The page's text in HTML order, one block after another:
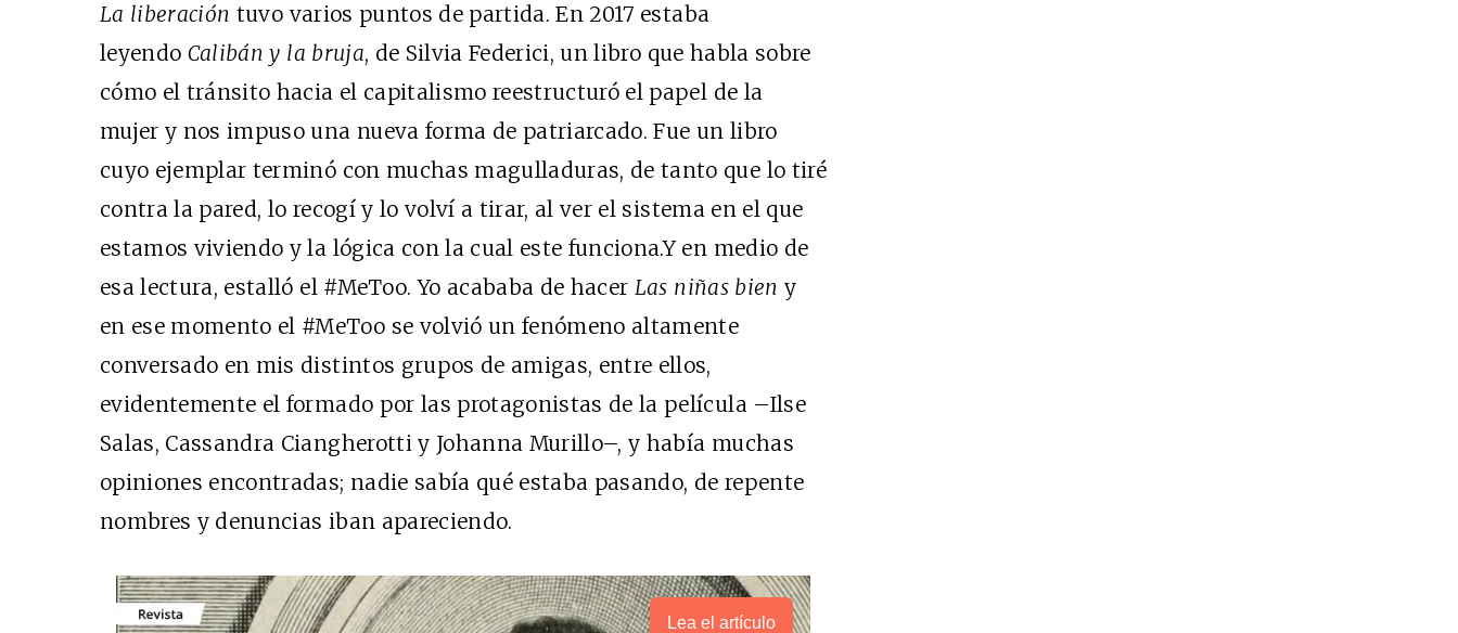
La liberación tuvo varios puntos de partida. En 2017 estaba
leyendo Calibán y la bruja, de Silvia Federici, un libro que habla sobre
cómo el tránsito hacia el capitalismo reestructuró el papel de la
mujer y nos impuso una nueva forma de patriarcado. Fue un libro
cuyo ejemplar terminó con muchas magulladuras, de tanto que lo tiré
contra la pared, lo recogí y lo volví a tirar, al ver el sistema en el que
estamos viviendo y la lógica con la cual este funciona.Y en medio de
esa lectura, estalló el #MeToo. Yo acababa de hacer Las niñas bien y
en ese momento el #MeToo se volvió un fenómeno altamente
conversado en mis distintos grupos de amigas, entre ellos,
evidentemente el formado por las protagonistas de la película –Ilse
Salas, Cassandra Ciangherotti y Johanna Murillo–, y había muchas
opiniones encontradas; nadie sabía qué estaba pasando, de repente
nombres y denuncias iban apareciendo.
Lea el artículo